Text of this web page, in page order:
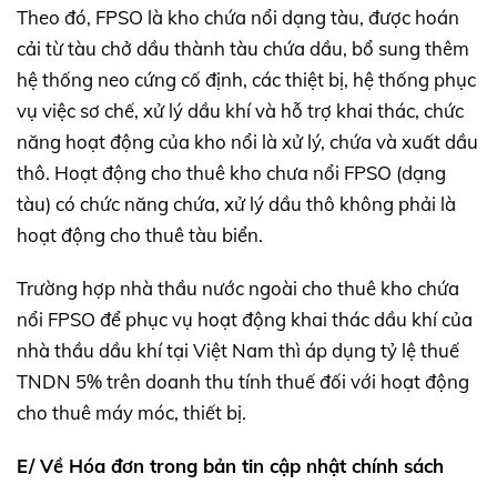
Theo đó, FPSO là kho chứa nổi dạng tàu, được hoán
cải từ tàu chở dầu thành tàu chứa dầu, bổ sung thêm
hệ thống neo cứng cố định, các thiệt bị, hệ thống phục
vụ việc sơ chế, xử lý dầu khí và hỗ trợ khai thác, chức
năng hoạt động của kho nổi là xử lý, chứa và xuất dầu
thô. Hoạt động cho thuê kho chưa nổi FPSO (dạng
tàu) có chức năng chứa, xử lý dầu thô không phải là
hoạt động cho thuê tàu biển.
Trường hợp nhà thầu nước ngoài cho thuê kho chứa
nổi FPSO để phục vụ hoạt động khai thác dầu khí của
nhà thầu dầu khí tại Việt Nam thì áp dụng tỷ lệ thuế
TNDN 5% trên doanh thu tính thuế đối với hoạt động
cho thuê máy móc, thiết bị.
E/ Về Hóa đơn trong bản tin cập nhật chính sách